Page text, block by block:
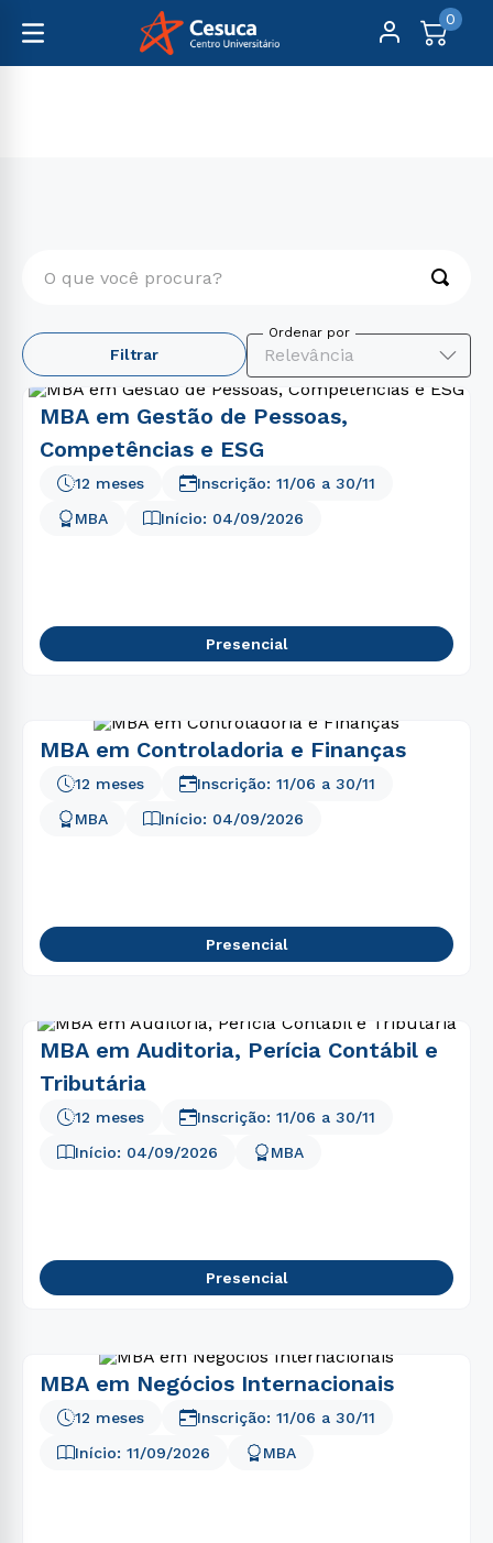
0
Filtrar Relevância
MBA em Gestão de Pessoas,
Competências e ESG
MBA
12 meses
Início: 04/09/2026
Inscrição: 11/06 a 30/11
Presencial
MBA em Controladoria e Finanças
12 meses
MBA
Início: 04/09/2026
Inscrição: 11/06 a 30/11
Presencial
MBA em Auditoria, Perícia Contábil e
Tributária
Início: 04/09/2026
12 meses
MBA
Inscrição: 11/06 a 30/11
Presencial
MBA em Negócios Internacionais
12 meses
Início: 11/09/2026 MBA
Inscrição: 11/06 a 30/11
TERMOS MAIS BUSCADOS
psicologia
2º
medicina
3º
4º
engenharia
5º
direito
8º
enfermagem